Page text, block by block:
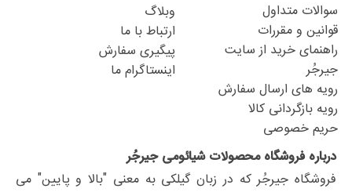
سوالات متداول
قوانین و مقررات
راهنمای خرید از سایت
جیرجُر
رویه های ارسال سفارش
رویه بازگردانی کالا
حریم خصوصی
وبلاگ
ارتباط با ما
پیگیری سفارش
اینستاگرام ما
درباره فروشگاه محصولات شیائومی جیرجُر
فروشگاه جیرجُر که در زبان گیلکی به معنی "بالا و پایین" می